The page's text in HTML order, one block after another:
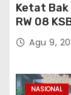
Ketat Bak
RW 08
RT Ikut
Agu 9,
NASIONAL